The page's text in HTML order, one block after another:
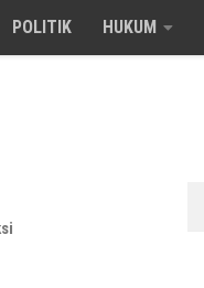
POLITIK HUKUM